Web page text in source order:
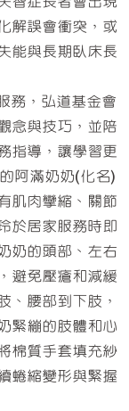
解誤會衝突，或
能與長期臥床長
務，弘道基金會
念與技巧，並陪
指導，讓學習更
阿滿奶奶(化名)
肌肉攣縮、關節
於居家服務時即
奶的頭部、左右
避免壓瘡和減緩
、腰部到下肢，
緊繃的肢體和心
棉質手套填充紗
蜷縮變形與緊握